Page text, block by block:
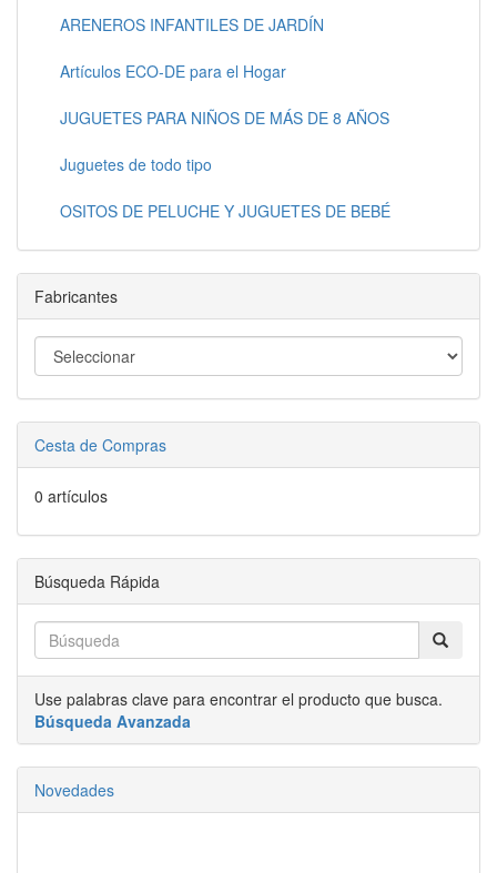
ARENEROS INFANTILES DE JARDÍN
Artículos ECO-DE para el Hogar
JUGUETES PARA NIÑOS DE MÁS DE 8 AÑOS
Juguetes de todo tipo
OSITOS DE PELUCHE Y JUGUETES DE BEBÉ
Fabricantes
Cesta de Compras
0 artículos
Búsqueda Rápida
Use palabras clave para encontrar el producto que busca.
Búsqueda Avanzada
Novedades